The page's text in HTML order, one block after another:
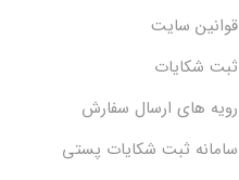
قوانین سایت
ثبت شکایات
رویه های ارسال سفارش
سامانه ثبت شکایات پستی